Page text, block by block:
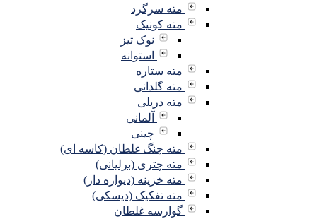
مته سرگرد
مته کونیک
نوک تیز
استوانه
مته ستاره
مته گلدانی
مته دریلی
آلمانی
چینی
مته چنگ غلطان (کاسه ای)
مته چتری (برلیانی)
مته خزینه (دیواره دار)
مته تفکیک (دیسکی)
گوارسه غلطان